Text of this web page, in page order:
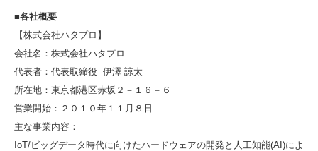
■各社概要
【株式会社ハタプロ】
会社名：株式会社ハタプロ
代表者：代表取締役 伊澤 諒太
所在地：東京都港区赤坂２－１６－６
営業開始：２０１０年１１月８日
主な事業内容：
IoT/ビッグデータ時代に向けたハードウェアの開発と人工知能(AI)によ